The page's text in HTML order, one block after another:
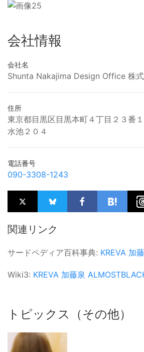
会社情報
会社名
Shunta Nakajima Design Office 株
住所
東京都目黒区目黒本町４丁目２３番
水池２０４
電話番号
090-3308-1243
関連リンク
サードペディア百科事典: KREVA 加
Wiki3: KREVA 加藤泉
トピックス（その他）